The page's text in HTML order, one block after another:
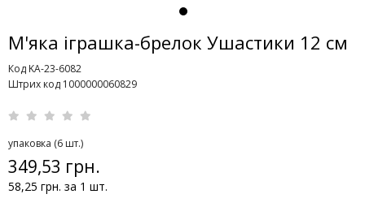
М'яка іграшка-брелок Ушастики 12 см
Код KA-23-6082
Штрих код 1000000060829
упаковка (6 шт.)
349,53 грн.
58,25 грн. за 1 шт.